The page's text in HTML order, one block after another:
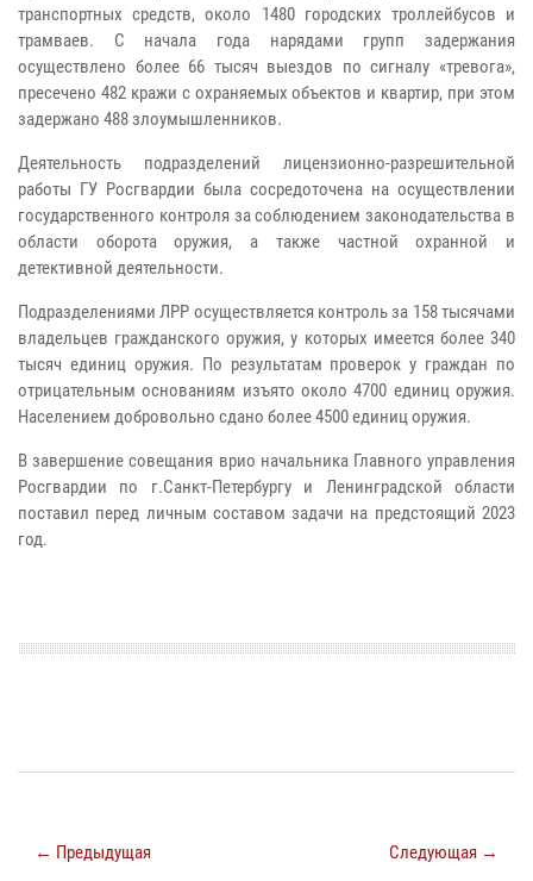
транспортных средств, около 1480 городских троллейбусов и
трамваев. С начала года нарядами групп задержания
осуществлено более 66 тысяч выездов по сигналу «тревога»,
пресечено 482 кражи с охраняемых объектов и квартир, при этом
задержано 488 злоумышленников.
Деятельность подразделений лицензионно-разрешительной
работы ГУ Росгвардии была сосредоточена на осуществлении
государственного контроля за соблюдением законодательства в
области оборота оружия, а также частной охранной и
детективной деятельности.
Подразделениями ЛРР осуществляется контроль за 158 тысячами
владельцев гражданского оружия, у которых имеется более 340
тысяч единиц оружия. По результатам проверок у граждан по
отрицательным основаниям изъято около 4700 единиц оружия.
Населением добровольно сдано более 4500 единиц оружия.
В завершение совещания врио начальника Главного управления
Росгвардии по г.Санкт-Петербургу и Ленинградской области
поставил перед личным составом задачи на предстоящий 2023
год.
← Предыдущая Следующая →